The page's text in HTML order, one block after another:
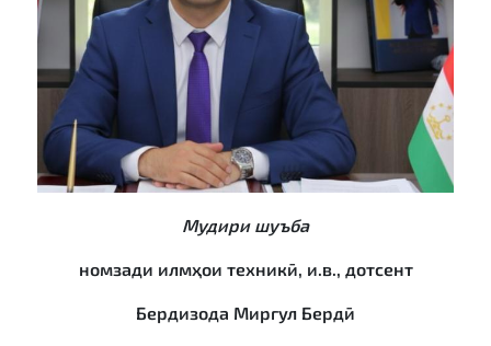
Мудири шуъба
номзади илмҳои техникӣ, и.в., дотсент
Бердизода Миргул Бердӣ